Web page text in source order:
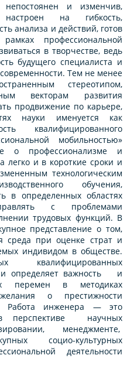
и изменчив,
на гибкость,
анализа и действий, готов
профессиональной
в творчестве, ведь
будущего специалиста и
Тем не менее
стереотипом,
векторам развития
продвижение по карьере,
науки именуется как
квалифицированного
мобильностью»
о профессионализме и
легко и в короткие сроки и
технологическим
обучения,
в определенных областях
с проблемами
трудовых функций. В
представление о том,
среда при оценке страт и
индивидом в обществе.
квалифицированных
и определяет важность и
перемен в методиках
о престижности
Работа инженера — это
перспективе научных
менеджменте,
социо-культурных
деятельности